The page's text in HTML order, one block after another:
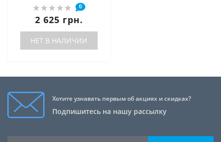
0
2 625 грн.
НЕТ В НАЛИЧИИ
Хотите узнавать первым об акциях и скидках?
Подпишитесь на нашу рассылку